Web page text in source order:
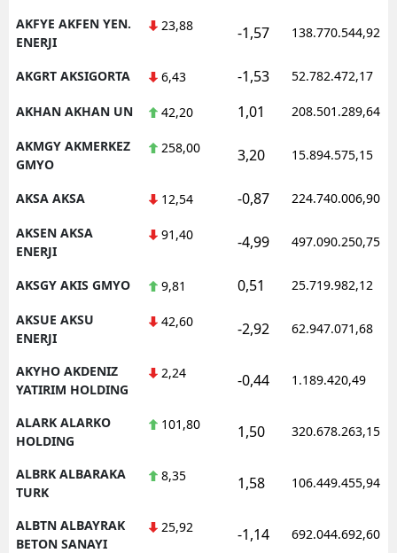
AKFYE AKFEN YEN.
ENERJI
23,88 -1,57 138.770.544,92
AKGRT AKSIGORTA 6,43 -1,53 52.782.472,17
AKHAN AKHAN UN 42,20 1,01 208.501.289,64
AKMGY AKMERKEZ
GMYO
258,00 3,20 15.894.575,15
AKSA AKSA 12,54 -0,87 224.740.006,90
AKSEN AKSA
ENERJI
91,40 -4,99 497.090.250,75
AKSGY AKIS GMYO 9,81 0,51 25.719.982,12
AKSUE AKSU
ENERJI
42,60 -2,92 62.947.071,68
AKYHO AKDENIZ
YATIRIM HOLDING
2,24 -0,44 1.189.420,49
ALARK ALARKO
HOLDING
101,80 1,50 320.678.263,15
ALBRK ALBARAKA
TURK
8,35 1,58 106.449.455,94
ALBTN ALBAYRAK
BETON SANAYI
25,92 -1,14 692.044.692,60